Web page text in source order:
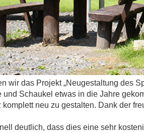
wir das Projekt „Neugestaltung des
und Schaukel etwas in die Jahre
neu zu gestalten. Dank der
deutlich, dass dies eine sehr